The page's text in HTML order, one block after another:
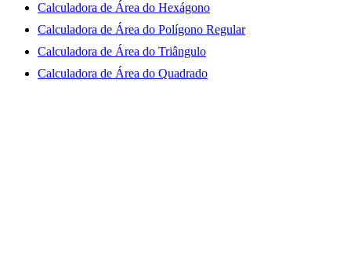
Calculadora de Área do Hexágono
Calculadora de Área do Polígono Regular
Calculadora de Área do Triângulo
Calculadora de Área do Quadrado